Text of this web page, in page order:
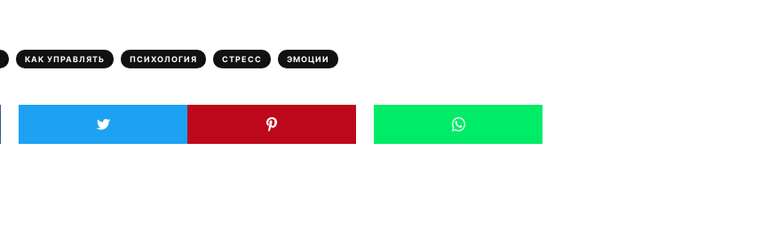
, КАК УПРАВЛЯТЬ , ПСИХОЛОГИЯ , СТРЕСС , ЭМОЦИИ